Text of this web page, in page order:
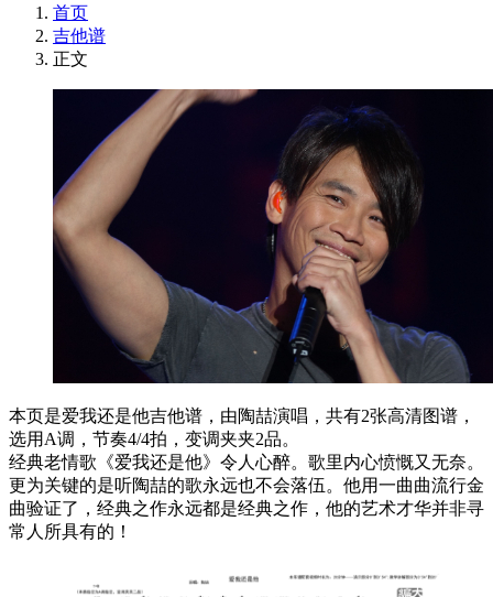
首页
吉他谱
正文
本页是爱我还是他吉他谱，由陶喆演唱，共有2张高清图谱，
选用A调，节奏4/4拍，变调夹夹2品。
经典老情歌《爱我还是他》令人心醉。歌里内心愤慨又无奈。
更为关键的是听陶喆的歌永远也不会落伍。他用一曲曲流行金
曲验证了，经典之作永远都是经典之作，他的艺术才华并非寻
常人所具有的！